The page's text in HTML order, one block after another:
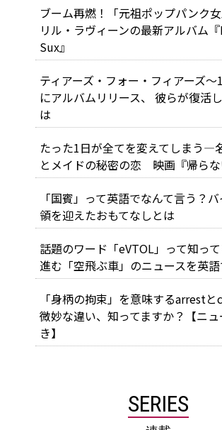
ブーム再燃！「元祖ポップパンク
リル・ラヴィーンの最新アルバム
Sux』
ティアーズ・フォー・フィアーズ～
にアルバムリリース、 彼らが復活
は
たった1日が全てを変えてしまう―
とメイドの秘密の恋 映画『帰らな
「国賓」って英語でなんて言う？
領を迎えたおもてなしとは
話題のワード「eVTOL」って知っ
進む「空飛ぶ車」のニュースを英
「身柄の拘束」を意味するarrest
微妙な違い、知ってますか？【ニ
き】
SERIES